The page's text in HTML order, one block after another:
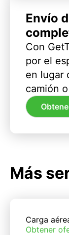
Envío
Con
por el
en lugar
camión
Más
Carga
Obtener